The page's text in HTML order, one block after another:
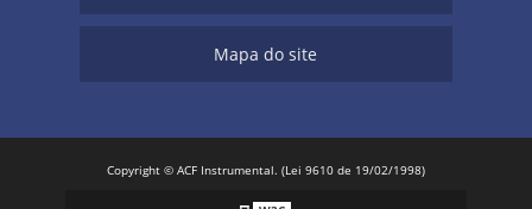
Mapa do site
Copyright © ACF Instrumental. (Lei 9610 de 19/02/1998)